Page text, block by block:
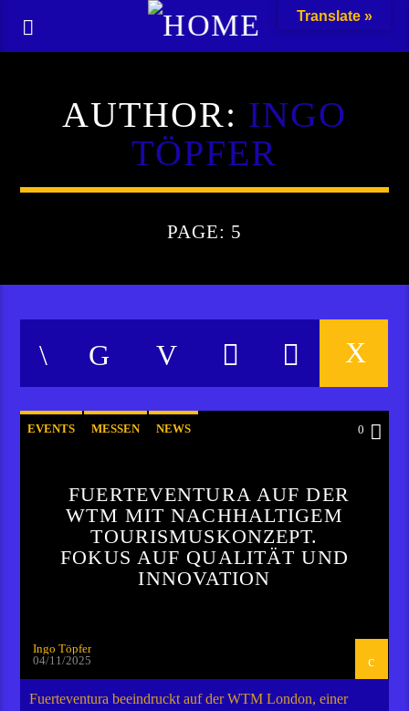
AUTHOR: INGO
TÖPFER
PAGE: 5
EVENTS MESSEN NEWS 0
FUERTEVENTURA AUF DER
WTM MIT NACHHALTIGEM
TOURISMUSKONZEPT.
FOKUS AUF QUALITÄT UND
INNOVATION
Ingo Töpfer
04/11/2025
Fuerteventura beeindruckt auf der WTM London, einer
Translate »